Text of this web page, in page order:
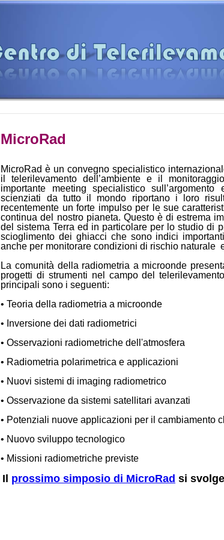
MicroRad
MicroRad è un convegno specialistico
il telerilevamento dell’ambiente e il
importante meeting specialistico
scienziati da tutto il mondo riportano i loro
recentemente un forte impulso per le sue
continua del nostro pianeta. Questo è di estrema
del sistema Terra ed in particolare per lo studio di
scioglimento dei ghiacci che sono indici
anche per monitorare condizioni di rischio naturale
La comunità della radiometria a microonde
progetti di strumenti nel campo del
principali sono i seguenti:
• Teoria della radiometria a microonde
• Inversione dei dati radiometrici
• Osservazioni radiometriche dell'atmosfera
• Radiometria polarimetrica e applicazioni
• Nuovi sistemi di imaging radiometrico
• Osservazione da sistemi satellitari avanzati
• Potenziali nuove applicazioni per il cambiamento
• Nuovo sviluppo tecnologico
• Missioni radiometriche previste
Il prossimo simposio di MicroRad si